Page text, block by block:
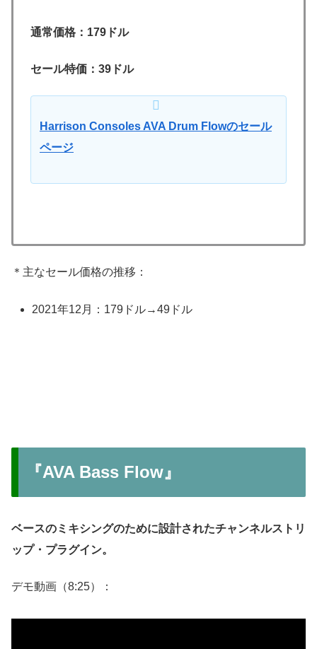
通常価格：179ドル
セール特価：39ドル
Harrison Consoles AVA Drum Flowのセール
ページ
＊主なセール価格の推移：
2021年12月：179ドル→49ドル
『AVA Bass Flow』
ベースのミキシングのために設計されたチャンネルストリ
ップ・プラグイン。
デモ動画（8:25）：